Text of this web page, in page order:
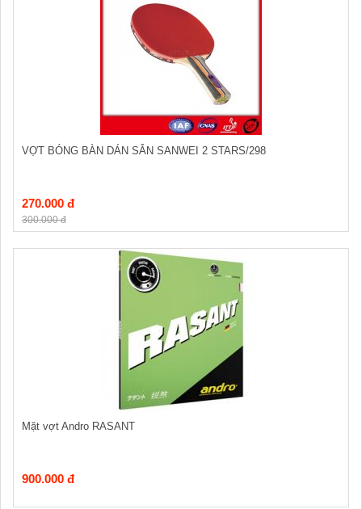
VỢT BÓNG BÀN DÁN SẴN SANWEI 2 STARS/298
270.000 đ
300.000 đ
Mặt vợt Andro RASANT
900.000 đ